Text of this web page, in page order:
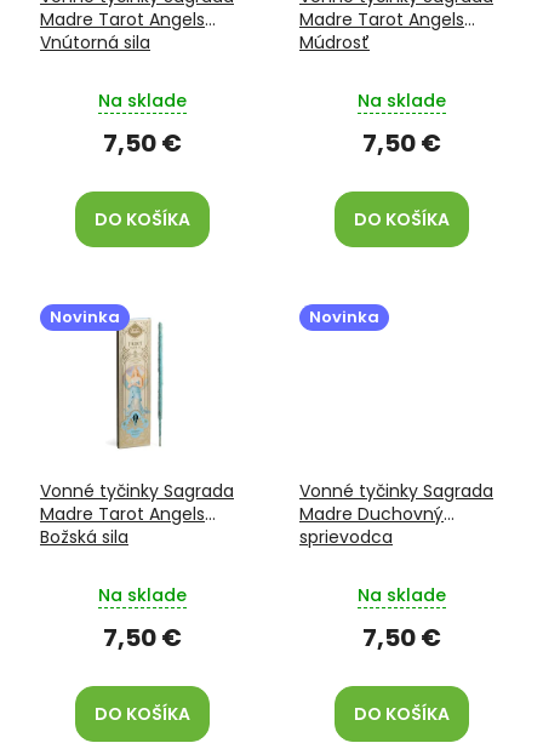
Madre Tarot Angels
Vnútorná sila
Na sklade
7,50 €
DO KOŠÍKA
Madre Tarot Angels
Múdrosť
Na sklade
7,50 €
DO KOŠÍKA
Novinka
Vonné tyčinky Sagrada
Madre Tarot Angels
Božská sila
Na sklade
7,50 €
DO KOŠÍKA
Novinka
Vonné tyčinky Sagrada
Madre Duchovný
sprievodca
Na sklade
7,50 €
DO KOŠÍKA